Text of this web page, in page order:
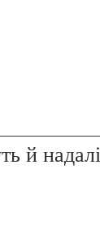
й надалі